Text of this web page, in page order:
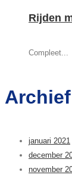
Rijden
Compleet...
Archief
januari 2021
december
november